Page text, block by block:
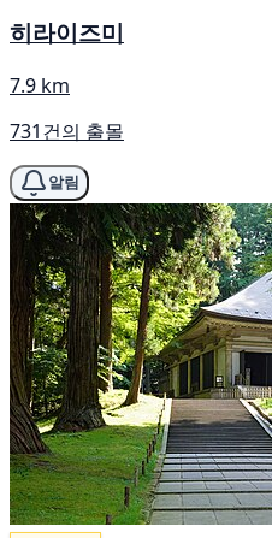
히라이즈미
7.9 km
731건의 출몰
알림